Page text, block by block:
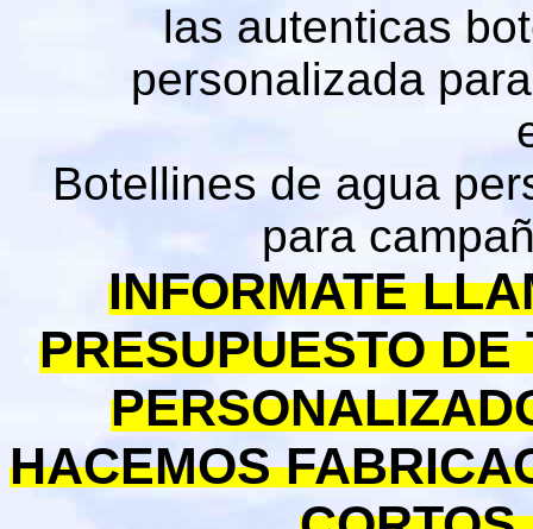
las autenticas
personalizada
Botellines de agua
para
INFORMATE
PRESUPUESTO
HACEMOS